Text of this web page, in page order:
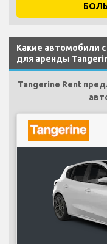
Какие автомобили
для аренды
Tangerine Rent